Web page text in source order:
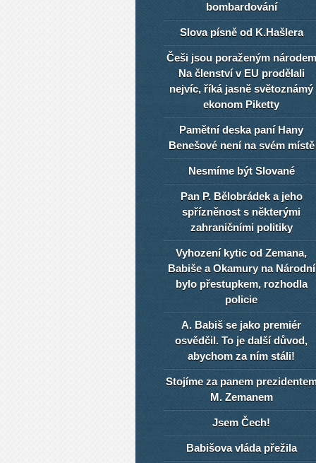
bombardování
Slova písně od K.Hašlera
Češi jsou poraženým národem
Na členství v EU prodělali
nejvíc, říká jasně světoznámý
ekonom Piketty
Pamětní deska paní Hany
Benešové není na svém místě
Nesmíme být Slované
Pan P. Bělobrádek a jeho
spřízněnost s některými
zahraničními politiky
Vyhození kytic od Zemana,
Babiše a Okamury na Národní
bylo přestupkem, rozhodla
policie
A. Babiš se jako premiér
osvědčil. To je další důvod,
abychom za ním stáli!
Stojíme za panem
M. Zemanem
Jsem Čech!
Babišova vláda přežila